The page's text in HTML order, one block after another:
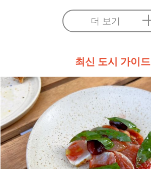
더 보기
최신 도시 가이드